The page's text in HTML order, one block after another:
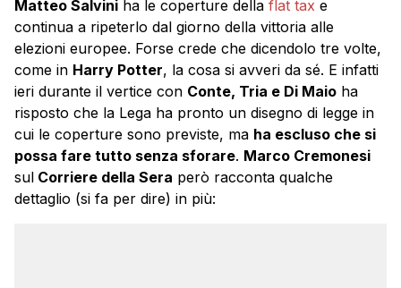
Matteo Salvini ha le coperture della flat tax e
continua a ripeterlo dal giorno della vittoria alle
elezioni europee. Forse crede che dicendolo tre volte,
come in Harry Potter, la cosa si avveri da sé. E infatti
ieri durante il vertice con Conte, Tria e Di Maio ha
risposto che la Lega ha pronto un disegno di legge in
cui le coperture sono previste, ma ha escluso che si
possa fare tutto senza sforare. Marco Cremonesi
sul Corriere della Sera però racconta qualche
dettaglio (si fa per dire) in più: